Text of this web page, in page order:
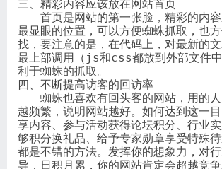
三、精彩内容应该放在网站首页
首页是网站的第一张脸，精彩的内容
最显眼的位置，可以方便蜘蛛抓取，也
找，要注意的是，在代码上，对最新的
最上部调用（js和css都放到外部文件
利于蜘蛛的抓取。
四、不断提高访客的回访率
蜘蛛也喜欢有回头客的网站，用的人
越频繁，说明网站越好。如何达到这一
享内容、参与活动获得论坛积分、行业
够积分换礼品、给予专家勋章享受特殊
都是不错的方法。发挥你的想象力，对行
导，日积月累，你的网站肯定会超越竞争